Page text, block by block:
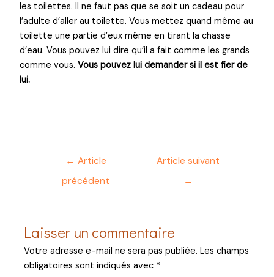
les toilettes. Il ne faut pas que se soit un cadeau pour
l’adulte d’aller au toilette. Vous mettez quand même au
toilette une partie d’eux même en tirant la chasse
d’eau. Vous pouvez lui dire qu’il a fait comme les grands
comme vous.Vous pouvez lui demander si il est fier de
lui.
← Article
précédent
Article suivant
→
Laisser un commentaire
Votre adresse e-mail ne sera pas publiée. Les champs
obligatoires sont indiqués avec *